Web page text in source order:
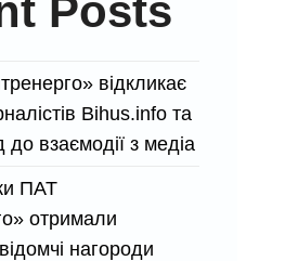
Posts
відкликає
Bihus.info та
до взаємодії з медіа
ПАТ
отримали
нагороди